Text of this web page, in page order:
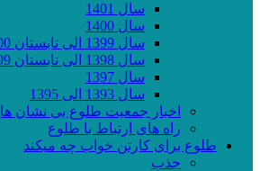
سال 1401
سال 1400
سال 1399 الی تابستان 1400
سال 1398 الی تابستان 1399
سال 1397
سال 1393 الی 1395
اخبار جمعیت طلوع بی نشان ها
راه های ارتباط با طلوع
طلوع برای کارتن خواب چه میکند
جذب